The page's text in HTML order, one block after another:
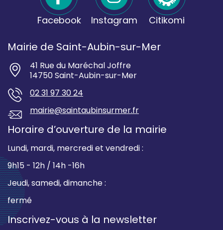
Facebook Instagram Citikomi
Mairie de Saint-Aubin-sur-Mer
41 Rue du Maréchal Joffre
14750 Saint-Aubin-sur-Mer
02 31 97 30 24
mairie@saintaubinsurmer.fr
Horaire d’ouverture de la mairie
Lundi, mardi, mercredi et vendredi :
9h15 - 12h / 14h -16h
Jeudi, samedi, dimanche :
fermé
Inscrivez-vous à la newsletter